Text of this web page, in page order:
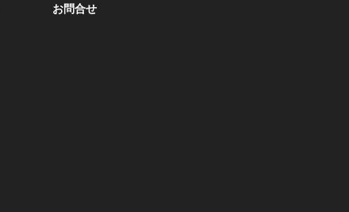
お問合せ